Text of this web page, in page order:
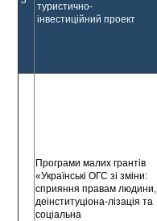
туристично-
інвестиційний проект
Програми малих грантів
«Українські ОГС зі зміни:
сприяння правам людини,
деінституціона-лізація та
соціальна